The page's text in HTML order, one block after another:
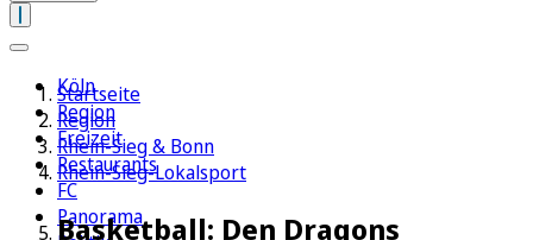
Köln
Region
Freizeit
Restaurants
FC
Panorama
Startseite
Region
Rhein-Sieg & Bonn
Rhein-Sieg-Lokalsport
Basketball: Den Dragons